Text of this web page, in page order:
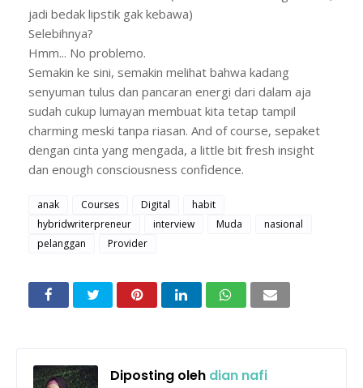
jadi bedak lipstik gak kebawa)
Selebihnya?
Hmm... No problemo.
Semakin ke sini, semakin melihat bahwa kadang
senyuman tulus dan pancaran energi dari dalam aja
sudah cukup lumayan membuat kita tetap tampil
charming meski tanpa riasan. And of course, sepaket
dengan cinta yang mengada, a little bit fresh insight
dan enough consciousness confidence.
anak Courses Digital
habit
hybridwriterpreneur
interview Muda
nasional
pelanggan
Provider
Diposting oleh dian nafi